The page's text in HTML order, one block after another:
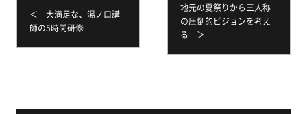
＜ 大満足な、湯ノ口講
師の5時間研修
地元の夏祭りから三人称
の圧倒的ビジョンを考え
る ＞